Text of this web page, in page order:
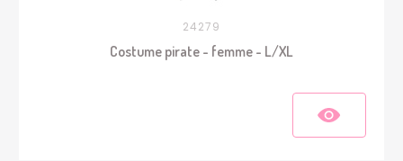
24279
Costume pirate - femme - L/XL